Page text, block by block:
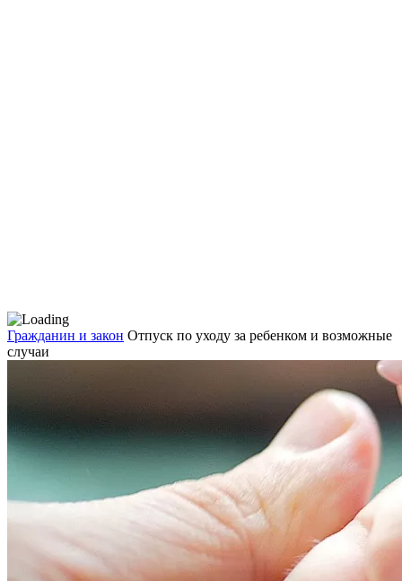
Гражданин и закон Отпуск по уходу за ребенком и возможные
случаи